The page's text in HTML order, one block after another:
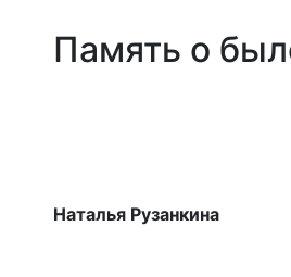
Память о
Наталья Рузанкина